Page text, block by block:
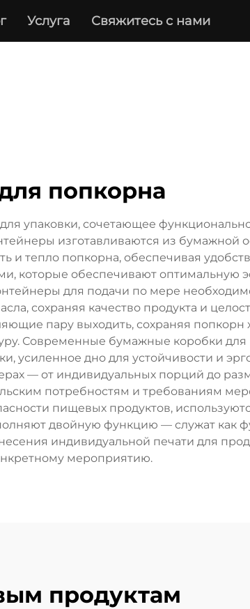
Услуга Свяжитесь с нами
попкорна
упаковки, сочетающее
изготавливаются из бумажной
и тепло попкорна, обеспечивая
которые обеспечивают оптимальную
для подачи по мере
сохраняя качество продукта и
пару выходить, сохраняя попкорн
Современные бумажные коробки для
усиленное дно для устойчивости и
— от индивидуальных порций до
потребностям и требованиям
пищевых продуктов,
двойную функцию — служат как
индивидуальной печати для
мероприятию.
продуктам